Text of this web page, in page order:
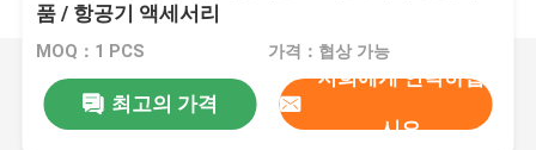
품 / 항공기 액세서리
MOQ：1 PCS 가격：협상 가능
최고의 가격
저희에게 연락하십
시오